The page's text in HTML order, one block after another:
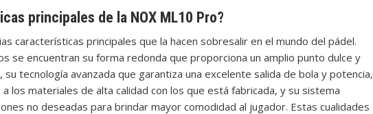
principales de la NOX ML10 Pro?
características principales que la hacen sobresalir en el mundo del pádel.
se encuentran su forma redonda que proporciona un amplio punto dulce y
tecnología avanzada que garantiza una excelente salida de bola y potencia,
los materiales de alta calidad con los que está fabricada, y su sistema
no deseadas para brindar mayor comodidad al jugador. Estas cualidades